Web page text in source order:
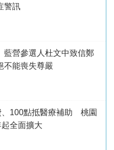
警訊
營參選人杜文中致信鄭
不能喪失尊嚴
、100點抵醫療補助 桃園
全面擴大